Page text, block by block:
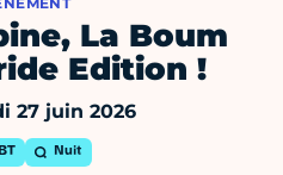
La Boum
Edition !
27 juin 2026
Nuit